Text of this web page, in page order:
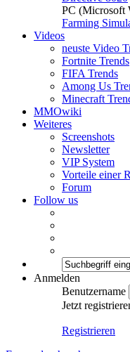
PC (Microsoft
Farming
Videos
neuste Video
Fortnite Trends
FIFA Trends
Among Us
Minecraft
MMOwiki
Weiteres
Screenshots
Newsletter
VIP System
Vorteile einer
Forum
Follow us
Anmelden
Benutzername
Jetzt
Registrieren